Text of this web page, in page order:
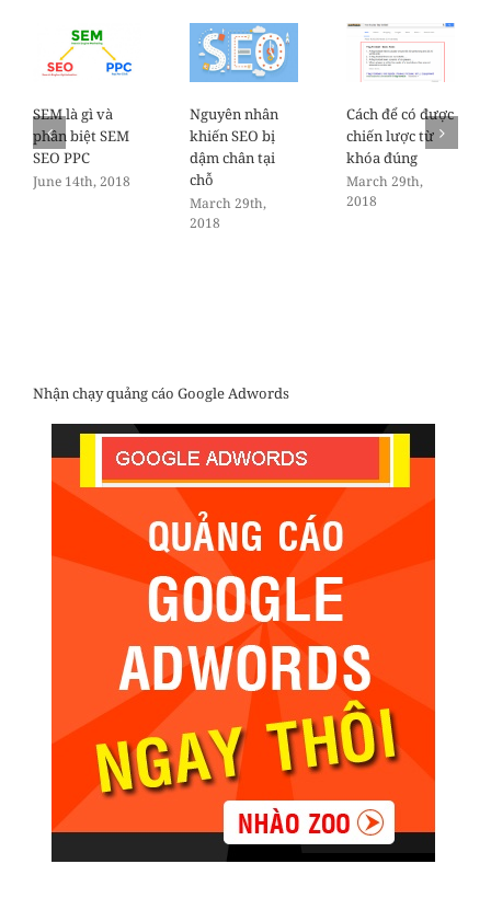
SEM là gì và
phân biệt SEM
SEO PPC
June 14th, 2018
Nguyên nhân
khiến SEO bị
dậm chân tại
chỗ
March 29th,
2018
Cách để có được
chiến lược từ
khóa đúng
March 29th,
2018
Nhận chạy quảng cáo Google Adwords